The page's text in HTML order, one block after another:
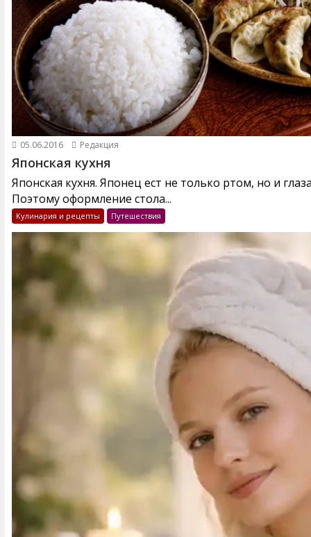
05.06.2016 Редакция
Японская кухня
Японская кухня. Японец ест не только ртом, но и
Поэтому оформление стола...
Кулинария и рецепты Путешествия